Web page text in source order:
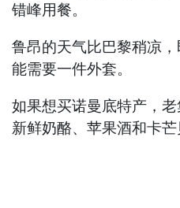
错峰用餐。
鲁昂的天气比巴黎稍凉
能需要一件外套。
如果想买诺曼底特产，
新鲜奶酪、苹果酒和卡芒